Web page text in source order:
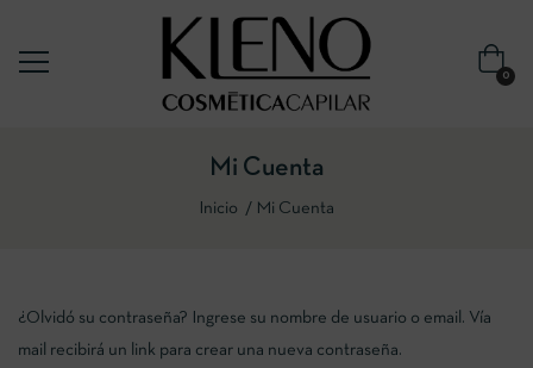
0
Mi Cuenta
Inicio Mi Cuenta
¿Olvidó su contraseña? Ingrese su nombre de usuario o email. Vía
mail recibirá un link para crear una nueva contraseña.